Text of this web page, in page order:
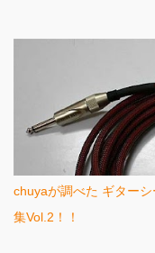
chuyaが調べた ギター
集Vol.2！！